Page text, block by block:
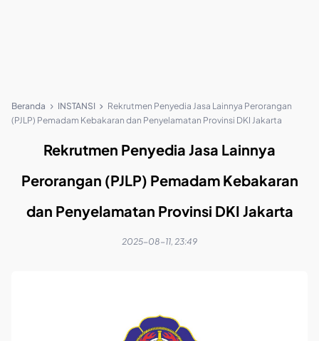
Beranda INSTANSI
Rekrutmen Penyedia Jasa Lainnya Perorangan
(PJLP) Pemadam Kebakaran dan Penyelamatan Provinsi DKI Jakarta
Rekrutmen Penyedia Jasa Lainnya
Perorangan (PJLP) Pemadam Kebakaran
dan Penyelamatan Provinsi DKI Jakarta
2025-08-11, 23:49